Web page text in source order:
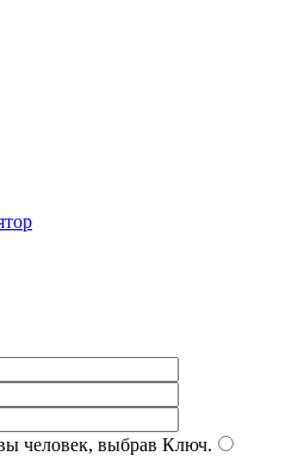
человек, выбрав Ключ.